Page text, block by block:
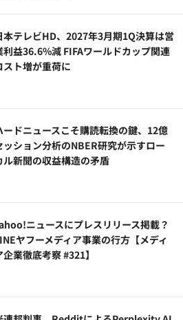
本テレビHD、2027年3月期1Q決算は営
利益36.6%減 FIFAワールドカップ関連
スト増が重荷に
ードニュースこそ購読転換の鍵、12億
ッション分析のNBER研究が示すロー
ル新聞の収益構造の矛盾
ニュースにプレスリリース掲載？
ヤフーメディア事業の行方【メディ
企業徹底考察 #321】